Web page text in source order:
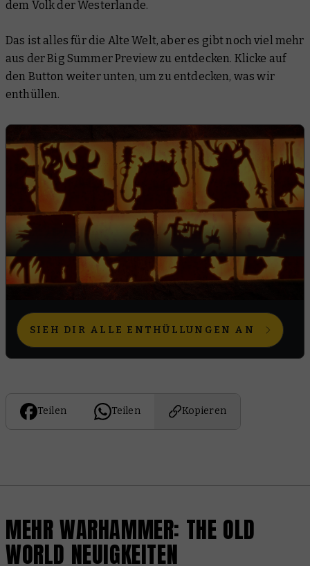
dem Volk der Westerlande.
Das ist alles für die Alte Welt, aber es gibt noch viel mehr
aus der Big Summer Preview zu entdecken. Klicke auf
den Button weiter unten, um zu entdecken, was wir
enthüllen.
THE BIG SUMMER PREVIEW
SIEH DIR ALLE ENTHÜLLUNGEN AN
Teilen Teilen Kopieren
MEHR WARHAMMER: THE OLD
WORLD NEUIGKEITEN